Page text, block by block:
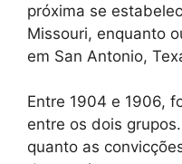
próxima se
Missouri, enquanto
em San Antonio,
Entre 1904 e 1906,
entre os dois
quanto as